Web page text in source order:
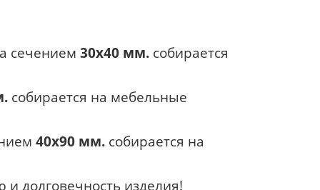
сечением 30х40 мм. собирается
собирается на мебельные
40х90 мм. собирается на
долговечность изделия!